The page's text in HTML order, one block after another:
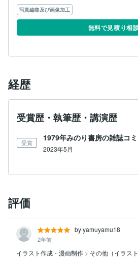
写真編集及び画像加工
無料で見積り相
経歴
受賞歴・執筆歴・講演歴
受賞
1979年みのり書房の雑誌コ
2023年5月
評価
by yamuyamu18
2年前
イラスト作成・漫画制作 > その他（イラス